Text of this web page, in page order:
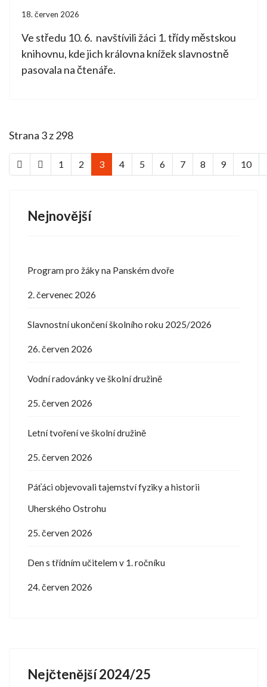
18. červen 2026
Ve středu 10. 6. navštívili žáci 1. třídy městskou
knihovnu, kde jich královna knížek slavnostně
pasovala na čtenáře.
Strana 3 z 298
1 2 3 4 5 6 7 8 9 10
Nejnovější
Program pro žáky na Panském dvoře
2. červenec 2026
Slavnostní ukončení školního roku 2025/2026
26. červen 2026
Vodní radovánky ve školní družině
25. červen 2026
Letní tvoření ve školní družině
25. červen 2026
Páťáci objevovali tajemství fyziky a historii
Uherského Ostrohu
25. červen 2026
Den s třídním učitelem v 1. ročníku
24. červen 2026
Nejčtenější 2024/25